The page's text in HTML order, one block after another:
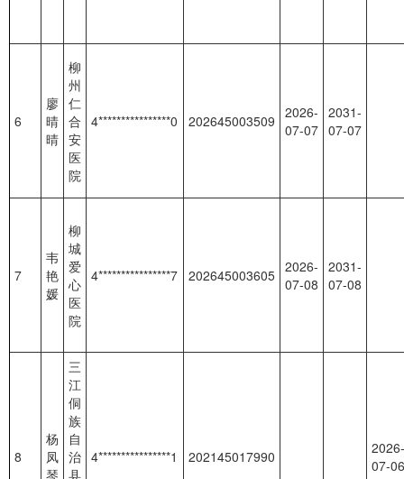
6
廖
晴
晴
柳
州
仁
合
安
医
院
4****************0 202645003509 2026-
07-07
2031-
07-07
7
韦
艳
媛
柳
城
爱
心
医
院
4****************7 202645003605 2026-
07-08
2031-
07-08
8
杨
凤
琴
三
江
侗
族
自
治
县
4****************1 202145017990
2026-
07-06